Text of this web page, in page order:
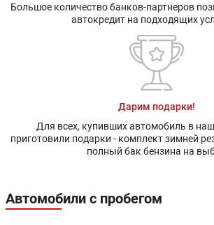
Большое количество банков-партнеров
автокредит на подходящих
Дарим подарки!
Для всех, купивших автомобиль в
приготовили подарки - комплект зимней
полный бак бензина на
Автомобили с пробегом